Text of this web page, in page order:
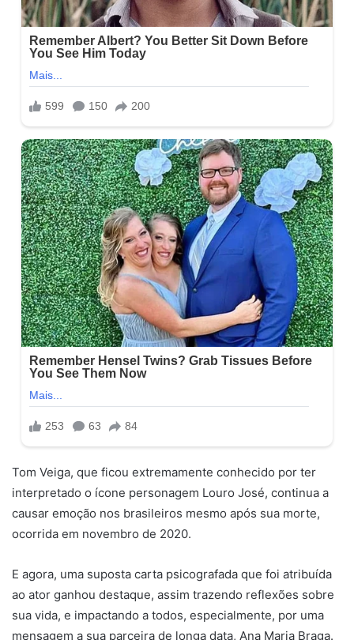
Tom Veiga, que ficou extremamente conhecido por ter
interpretado o ícone personagem Louro José, continua a
causar emoção nos brasileiros mesmo após sua morte,
ocorrida em novembro de 2020.
E agora, uma suposta carta psicografada que foi atribuída
ao ator ganhou destaque, assim trazendo reflexões sobre
sua vida, e impactando a todos, especialmente, por uma
mensagem a sua parceira de longa data, Ana Maria Braga.